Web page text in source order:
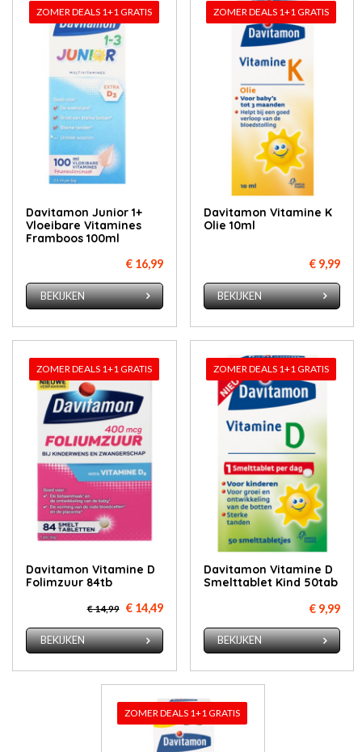
ZOMER DEALS 1+1 GRATIS
Davitamon Junior 1+
Vloeibare Vitamines
Framboos 100ml
€ 16,99
BEKIJKEN
ZOMER DEALS 1+1 GRATIS
Davitamon Vitamine K
Olie 10ml
€ 9,99
BEKIJKEN
ZOMER DEALS 1+1 GRATIS
Davitamon Vitamine D
Folimzuur 84tb
€ 14,99 € 14,49
BEKIJKEN
ZOMER DEALS 1+1 GRATIS
Davitamon Vitamine D
Smelttablet Kind 50tab
€ 9,99
BEKIJKEN
ZOMER DEALS 1+1 GRATIS